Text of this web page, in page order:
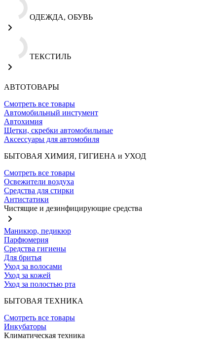
ОДЕЖДА, ОБУВЬ
ТЕКСТИЛЬ
АВТОТОВАРЫ
Смотреть все товары
Автомобильный инстумент
Автохимия
Щетки, скребки автомобильные
Аксессуары для автомобиля
БЫТОВАЯ ХИМИЯ, ГИГИЕНА и УХОД
Смотреть все товары
Освежители воздуха
Средства для стирки
Антистатики
Чистящие и дезинфицирующие средства
Маникюр, педикюр
Парфюмерия
Средства гигиены
Для бритья
Уход за волосами
Уход за кожей
Уход за полостью рта
БЫТОВАЯ ТЕХНИКА
Смотреть все товары
Инкубаторы
Климатическая техника